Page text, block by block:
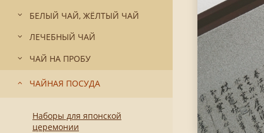
БЕЛЫЙ ЧАЙ, ЖЁЛТЫЙ ЧАЙ
ЛЕЧЕБНЫЙ ЧАЙ
ЧАЙ НА ПРОБУ
ЧАЙНАЯ ПОСУДА
Наборы для японской
церемонии